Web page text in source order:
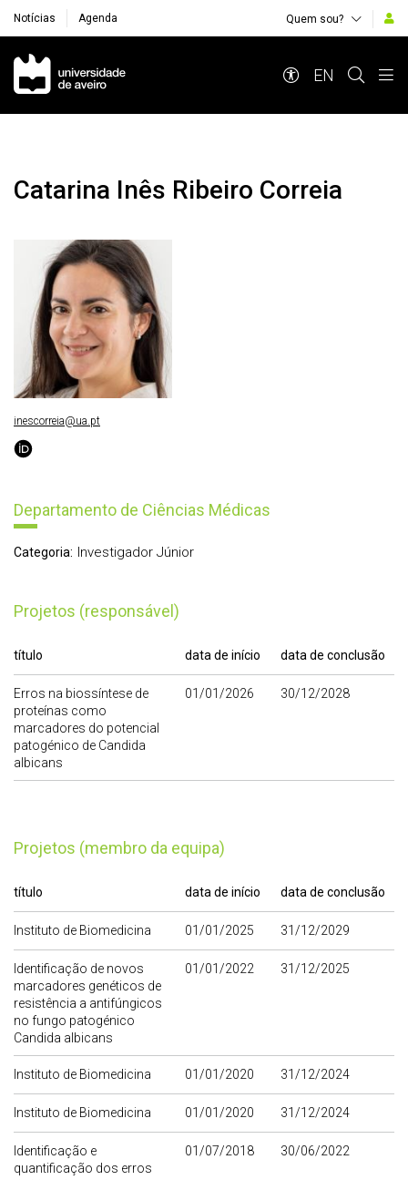
Notícias Agenda Quem sou?
Navegação Principal
EN
Catarina Inês Ribeiro Correia
Departamento de Ciências Médicas
Categoria: Investigador Júnior
Projetos (responsável)
título data de início data de conclusão
Erros na biossíntese de
proteínas como
marcadores do potencial
patogénico de Candida
albicans
01/01/2026 30/12/2028
Projetos (membro da equipa)
título data de início data de conclusão
Instituto de Biomedicina 01/01/2025 31/12/2029
Identificação de novos
marcadores genéticos de
resistência a antifúngicos
no fungo patogénico
Candida albicans
01/01/2022 31/12/2025
Instituto de Biomedicina 01/01/2020 31/12/2024
Instituto de Biomedicina 01/01/2020 31/12/2024
Identificação e
quantificação dos erros
01/07/2018 30/06/2022
inescorreia@ua.pt